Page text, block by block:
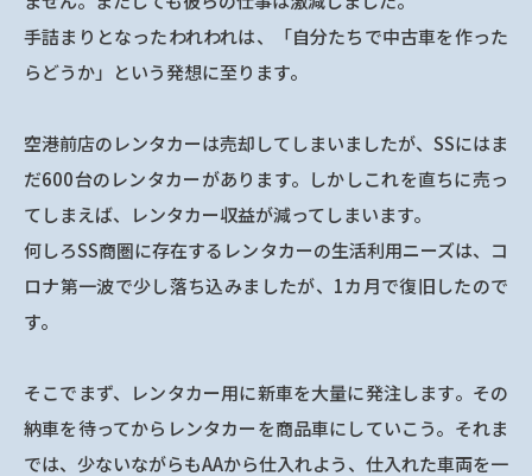
手詰まりとなったわれわれは、「自分たちで中古車を作った
らどうか」という発想に至ります。
空港前店のレンタカーは売却してしまいましたが、SSにはま
だ600台のレンタカーがあります。しかしこれを直ちに売っ
てしまえば、レンタカー収益が減ってしまいます。
何しろSS商圏に存在するレンタカーの生活利用ニーズは、コ
ロナ第一波で少し落ち込みましたが、1カ月で復旧したので
す。
そこでまず、レンタカー用に新車を大量に発注します。その
納車を待ってからレンタカーを商品車にしていこう。それま
では、少ないながらもAAから仕入れよう、仕入れた車両を一